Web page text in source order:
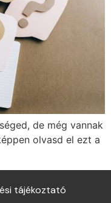
de még vannak
olvasd el ezt a
tájékoztató